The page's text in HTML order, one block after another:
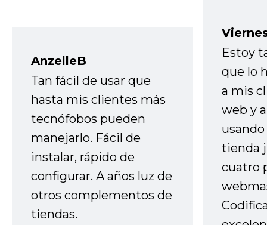
AnzelleB
Tan fácil de usar que
hasta mis clientes más
tecnófobos pueden
manejarlo. Fácil de
instalar, rápido de
configurar. A años luz de
otros complementos de
tiendas.
Estoy
que lo
a mis
web y
tienda
cuatro